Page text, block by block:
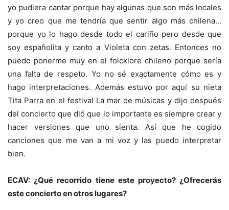
yo pudiera cantar porque hay algunas que son más locales
y yo creo que me tendría que sentir algo más chilena…
porque yo lo hago desde todo el cariño pero desde que
soy españolita y canto a Violeta con zetas. Entonces no
puedo ponerme muy en el folcklore chileno porque sería
una falta de respeto. Yo no sé exactamente cómo es y
hago interpretaciones. Además estuvo por aquí su nieta
Tita Parra en el festival La mar de músicas y dijo después
del concierto que dió que lo importante es siempre crear y
hacer versiones que uno sienta. Así que he cogido
canciones que me van a mi voz y las puedo interpretar
bien.
ECAV: ¿Qué recorrido tiene este proyecto? ¿Ofrecerás
este concierto en otros lugares?